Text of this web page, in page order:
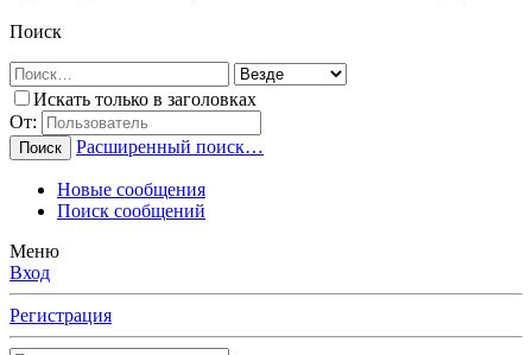
Поиск
Искать только в заголовках
От:
Поиск Расширенный поиск…
Новые сообщения
Поиск сообщений
Меню
Вход
Регистрация